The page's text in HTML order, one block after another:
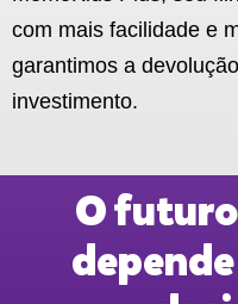
com mais facilidade e
garantimos a
investimento.
O